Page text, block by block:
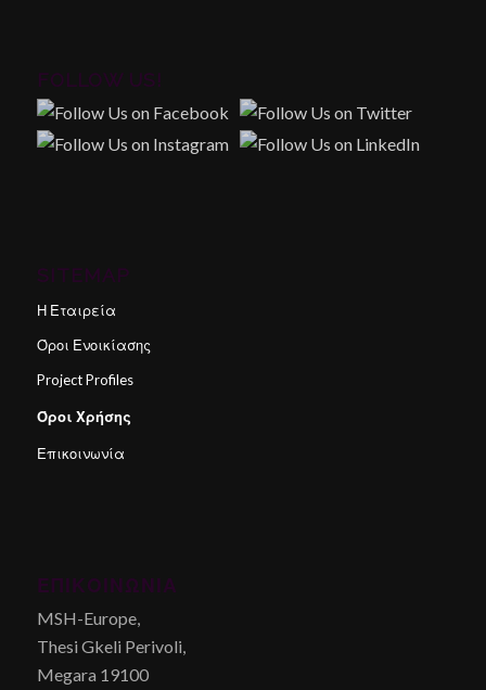
Η Εταιρεία
Όροι Ενοικίασης
Project Profiles
Όροι Χρήσης
Επικοινωνία
MSH-Europe,
Thesi Gkeli Perivoli,
Megara 19100